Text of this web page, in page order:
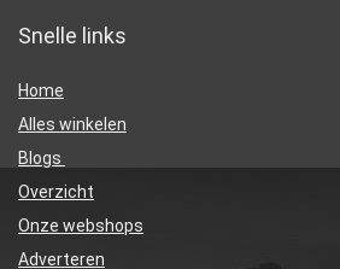
Snelle links
Home
Alles winkelen
Blogs
Overzicht
Onze webshops
Adverteren